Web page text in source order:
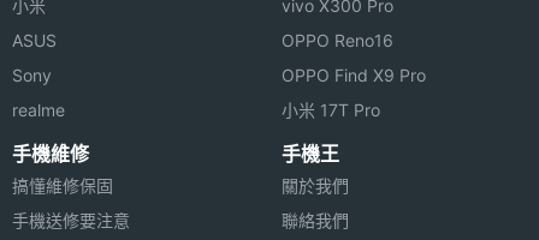
小米
ASUS
Sony
realme
vivo X300 Pro
OPPO Reno16
OPPO Find X9 Pro
小米 17T Pro
手機維修
搞懂維修保固
手機送修要注意
手機王
關於我們
聯絡我們